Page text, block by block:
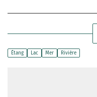
Étang Lac Mer Rivière